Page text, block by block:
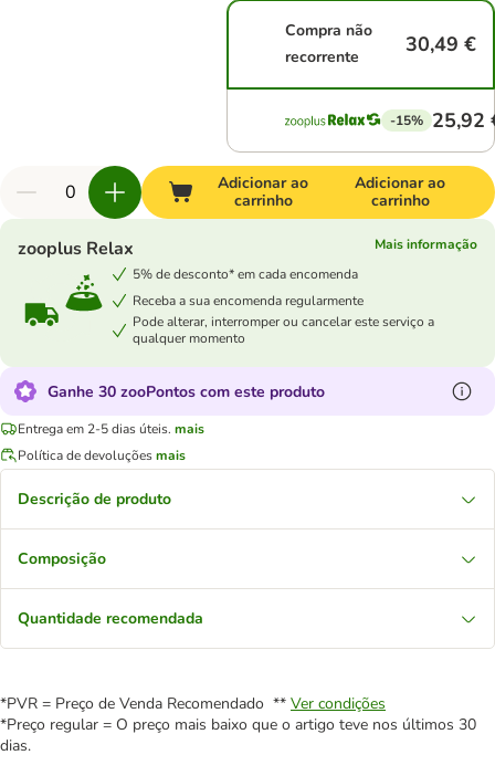
Compra não
recorrente
30,49 €
-15% 25,92
Adicionar ao
carrinho
Adicionar ao
carrinho
zooplus Relax
Mais informação
5% de desconto* em cada encomenda
Receba a sua encomenda regularmente
Pode alterar, interromper ou cancelar este serviço a
qualquer momento
Ganhe 30 zooPontos com este produto
Entrega em 2-5 dias úteis. mais
Política de devoluçõesmais
Descrição de produto
Composição
Quantidade recomendada
*PVR = Preço de Venda Recomendado ** Ver condições
*Preço regular = O preço mais baixo que o artigo teve nos últimos 30
dias.